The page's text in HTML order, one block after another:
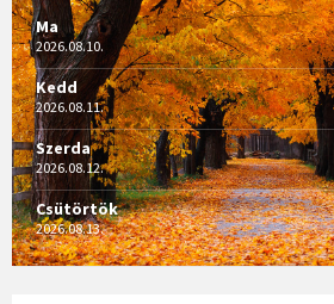
Ma
2026.08.10.
Kedd
2026.08.11.
Szerda
2026.08.12.
Csütörtök
2026.08.13.